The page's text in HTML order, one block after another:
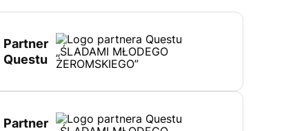
Partner
Questu
Partner